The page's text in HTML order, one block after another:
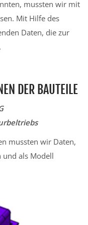
mussten wir mit
Mit Hilfe des
Daten, die zur
DER BAUTEILE
mussten wir Daten,
und als Modell